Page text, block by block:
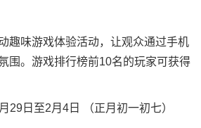
趣味游戏体验活动，让观众通过手机
围。游戏排行榜前10名的玩家可获得
日至2月4日 （正月初一初七）